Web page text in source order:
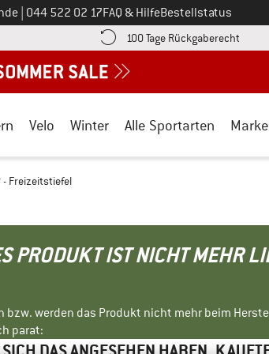
Ruf uns an unter
044 522 02 17FAQ & HilfeBestellstatus
Infos hier! Öffnet sich in einer Infobox
100 Tage Rückgaberecht
Velo Winter Alle Sportarten
- Freizeitstiefel
PRODUKT IST NICHT MEHR
werden das Produkt nicht mehr beim
parat: